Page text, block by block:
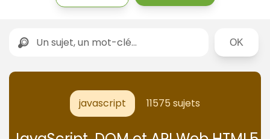
Rechercher
javascript 11575 sujets